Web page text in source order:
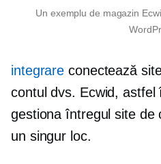
Un exemplu de magazin
integrare conectează
contul dvs. Ecwid,
gestiona întregul site de
un singur loc.